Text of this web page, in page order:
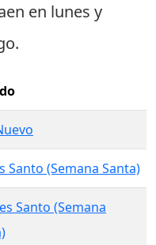
en lunes y
Santo (Semana Santa)
Santo (Semana